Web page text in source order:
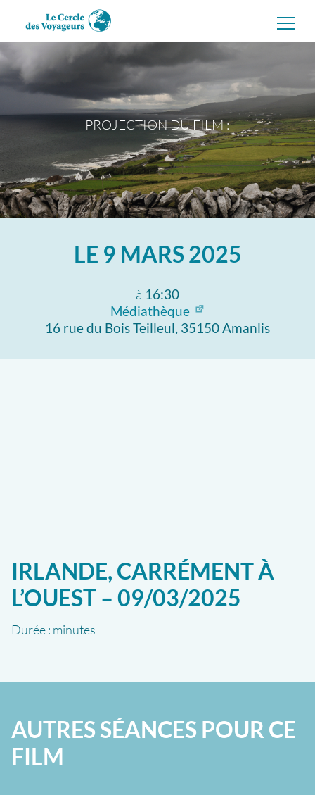
directement
contenu
PROJECTION DU FILM :
LE 9 MARS 2025
à 16:30
Médiathèque
16 rue du Bois Teilleul, 35150 Amanlis
IRLANDE, CARRÉMENT À
L’OUEST – 09/03/2025
Durée : minutes
AUTRES SÉANCES POUR CE
FILM